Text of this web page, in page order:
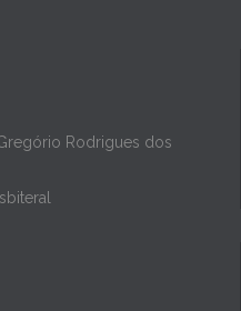
Rodrigues dos